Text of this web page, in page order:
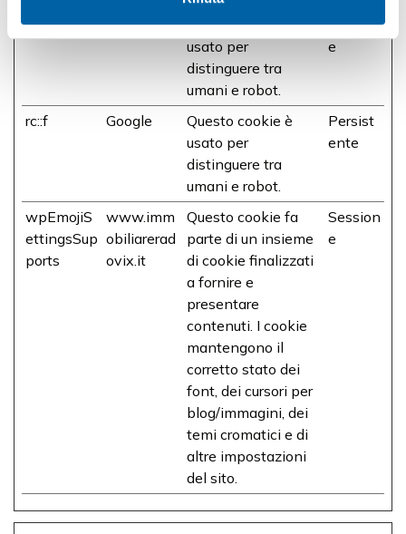
rc::c Google
Questo cookie è
usato per
distinguere tra
umani e robot.
Session
e
rc::f Google
Questo cookie è
usato per
distinguere tra
umani e robot.
Persist
ente
wpEmojiS
ettingsSup
ports
www.imm
obiliarerad
ovix.it
Questo cookie fa
parte di un insieme
di cookie finalizzati
a fornire e
presentare
contenuti. I cookie
mantengono il
corretto stato dei
font, dei cursori per
blog/immagini, dei
temi cromatici e di
altre impostazioni
del sito.
Session
e